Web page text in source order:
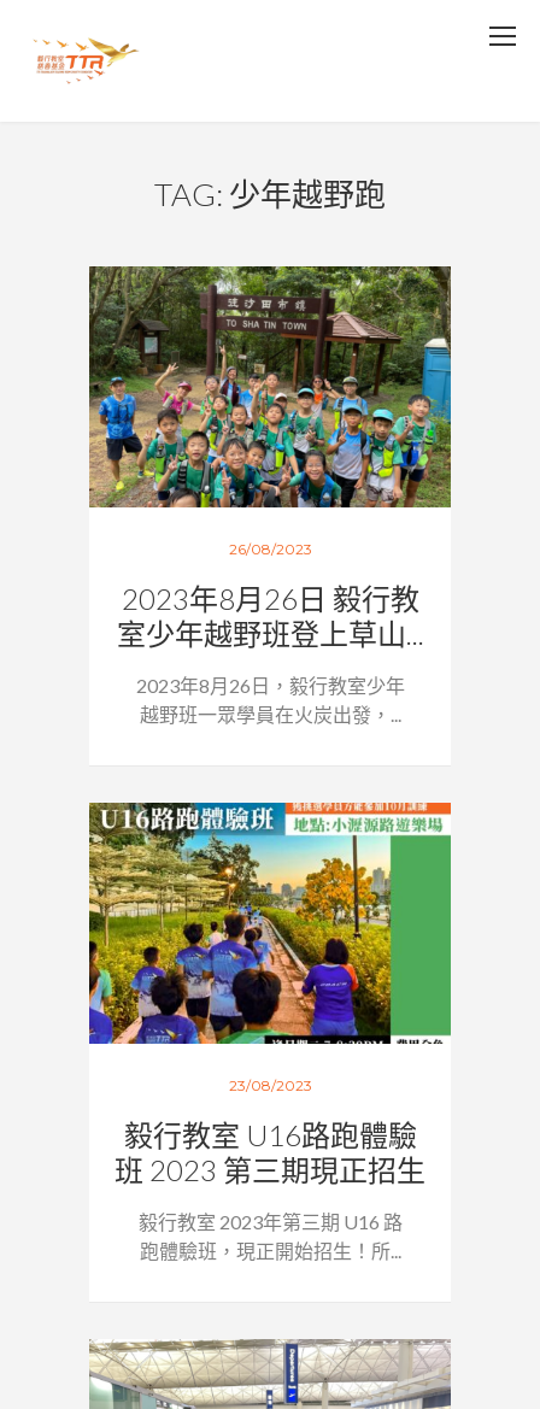
TAG: 少年越野跑
26/08/2023
2023年8月26日 毅行教
室少年越野班登上草山...
2023年8月26日，毅行教室少年
越野班一眾學員在火炭出發，...
23/08/2023
毅行教室 U16路跑體驗
班 2023 第三期現正招生
毅行教室 2023年第三期 U16 路
跑體驗班，現正開始招生！所...